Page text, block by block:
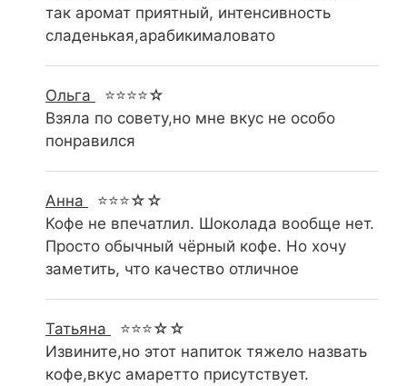
так аромат приятный, интенсивность
сладенькая,арабикималовато
Ольга
⭐⭐⭐⭐☆
Взяла по совету,но мне вкус не особо
понравился
Анна
⭐⭐⭐☆☆
Кофе не впечатлил. Шоколада вообще нет.
Просто обычный чëрный кофе. Но хочу
заметить, что качество отличное
Татьяна
⭐⭐⭐☆☆
Извините,но этот напиток тяжело назвать
кофе,вкус амаретто присутствует.